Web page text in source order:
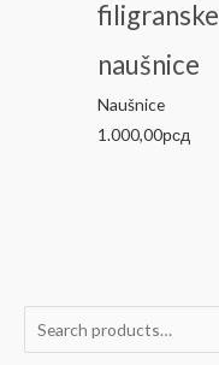
e
filigranske
naušnice
Naušnice
1.000,00рсд